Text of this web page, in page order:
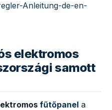
Anleitung-de-en-
elektromos
samott
fűtőpanel a